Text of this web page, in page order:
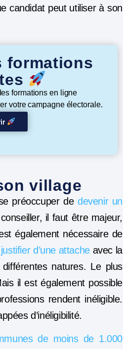
candidat peut utiliser à son
formations
formations en ligne
votre campagne électorale.
village
préoccuper de devenir un
il faut être majeur,
également nécessaire de
justifier d’une attacheavec la
natures. Le plus
il est également possible
rendent inéligible.
d’inéligibilité.
de moins de 1.000